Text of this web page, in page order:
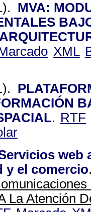
MVA:
XML
. RTF
web
y el comercio
La Atención